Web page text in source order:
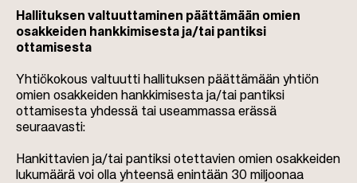
Hallituksen valtuuttaminen päättämään omien
osakkeiden hankkimisesta ja/tai pantiksi
ottamisesta
Yhtiökokous valtuutti hallituksen päättämään yhtiön
omien osakkeiden hankkimisesta ja/tai pantiksi
ottamisesta yhdessä tai useammassa erässä
seuraavasti:
Hankittavien ja/tai pantiksi otettavien omien osakkeiden
lukumäärä voi olla yhteensä enintään 30 miljoonaa